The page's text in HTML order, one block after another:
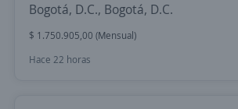
Bogotá, D.C., Bogotá, D.C.
$ 1.750.905,00 (Mensual)
Hace 22 horas